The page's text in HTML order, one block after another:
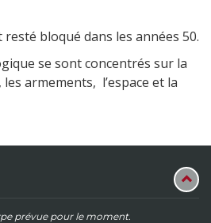
resté bloqué dans les années 50.
se sont concentrés sur la
armements, l’espace et la
prévue pour le moment.